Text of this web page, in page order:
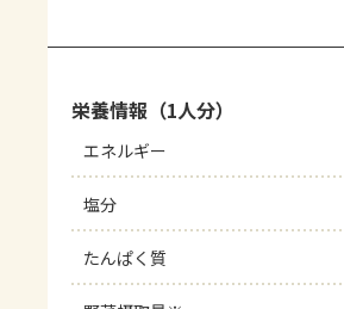
栄養情報（1人分）
エネルギー
塩分
たんぱく質